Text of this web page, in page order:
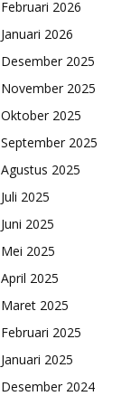
Februari 2026
Januari 2026
Desember 2025
November 2025
Oktober 2025
September 2025
Agustus 2025
Juli 2025
Juni 2025
Mei 2025
April 2025
Maret 2025
Februari 2025
Januari 2025
Desember 2024